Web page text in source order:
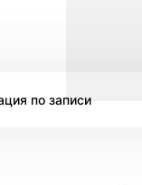
по записи